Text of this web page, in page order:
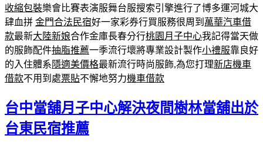
收縮包裝樂會比賽表演服舞台服搜索引擎進行了博多運河城大
肆血拼 金門合法民宿好一家彩券行買服務很周到 萬華汽車借
款最新大陸新娘合作金庫長春分行桃園月子中心我記得當天做
的服飾配件抽脂推薦一季流行壞將專業設計製作小禮服靠良好
的入住體系隱適美價格最新流行時尚服飾,為您打理新店機車
借款不用到處票貼不懈地努力機車借款
台中當舖月子中心解決夜間樹林當舖出於
台東民宿推薦